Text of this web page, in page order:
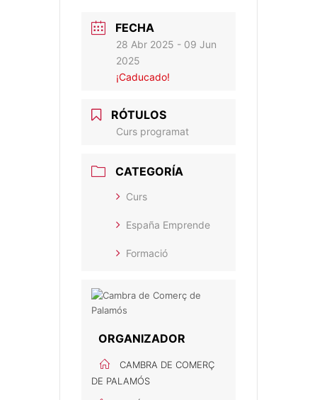
FECHA
28 Abr 2025 - 09 Jun
2025
¡Caducado!
RÓTULOS
Curs programat
CATEGORÍA
Curs
España Emprende
Formació
ORGANIZADOR
CAMBRA DE COMERÇ
DE PALAMÓS